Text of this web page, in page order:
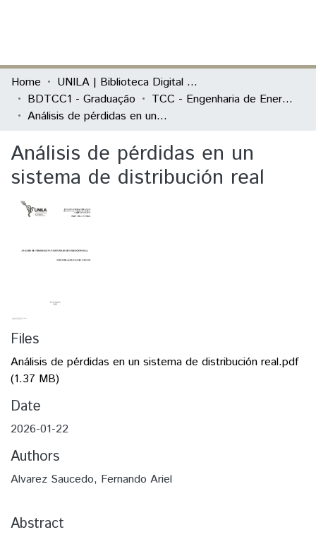
Communities & Collections
All of DSpace
Home
UNILA | Biblioteca Digital de Trabalhos de Conclusão de Curso
BDTCC1 - Graduação
TCC - Engenharia de Energia
Análisis de pérdidas en un sistema de distribución real
Análisis de pérdidas en un
sistema de distribución real
Files
Análisis de pérdidas en un sistema de distribución real.pdf
(1.37 MB)
Date
2026-01-22
Authors
Alvarez Saucedo, Fernando Ariel
Abstract